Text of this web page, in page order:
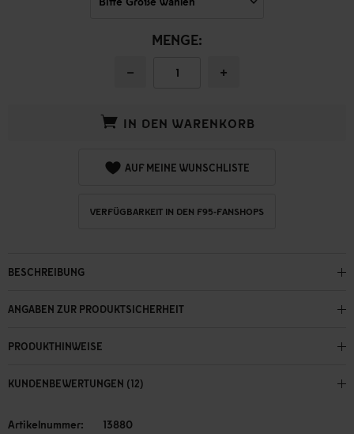
MENGE:
− +
IN DEN WARENKORB
AUF MEINE WUNSCHLISTE
VERFÜGBARKEIT IN DEN F95-FANSHOPS
BESCHREIBUNG
ANGABEN ZUR PRODUKTSICHERHEIT
PRODUKTHINWEISE
KUNDENBEWERTUNGEN (12)
Artikelnummer: 13880